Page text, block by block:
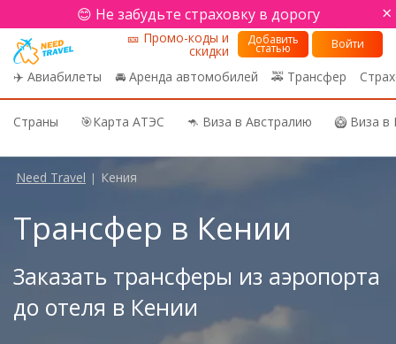
😊 Не забудьте страховку в дорогу ×
✈️ Авиабилеты 🚘 Аренда автомобилей 🚕 Трансфер
🎫 Промо-коды и
скидки
Добавить
статью Войти
Страны 🎯Карта АТЭС 🦘 Виза в Австралию 🥝 Виза
Need Travel | Кения
Трансфер в Кении
Заказать трансферы из аэропорта
до отеля в Кении